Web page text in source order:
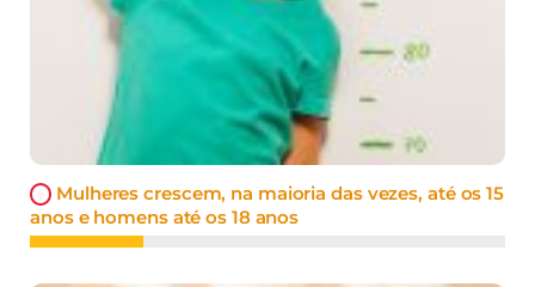
Mulheres crescem, na maioria das vezes, até os 15
anos e homens até os 18 anos